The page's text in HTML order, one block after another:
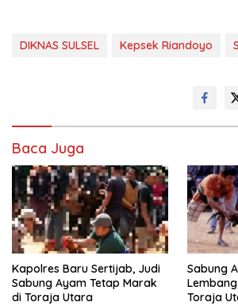
DIKNAS SULSEL Kepsek Riandoyo
Baca Juga
Kapolres Baru Sertijab, Judi
Sabung Ayam Tetap Marak
di Toraja Utara
Sabung
Toraja